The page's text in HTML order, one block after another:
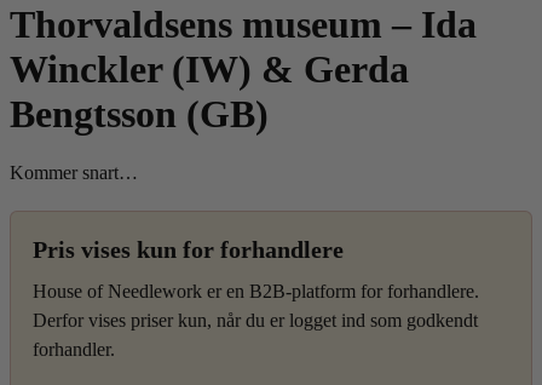
Thorvaldsens museum – Ida
Winckler (IW) & Gerda
Bengtsson (GB)
Kommer snart…
Pris vises kun for forhandlere
House of Needlework er en B2B-platform for forhandlere.
Derfor vises priser kun, når du er logget ind som godkendt
forhandler.